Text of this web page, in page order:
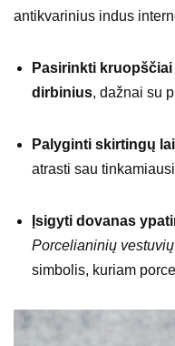
antikvarinius indus
Pasirinkti
dirbinius, dažnai su
Palyginti skirtingų
atrasti sau
Įsigyti dovanas
Porcelianinių vestuvių
simbolis, kuriam